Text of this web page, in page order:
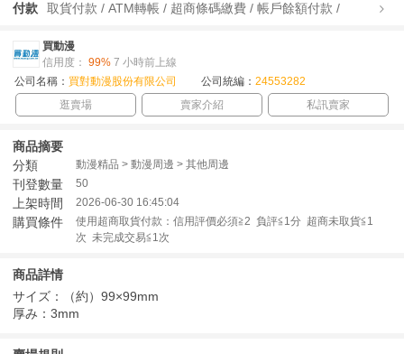
付款 取貨付款 / ATM轉帳 / 超商條碼繳費 / 帳戶餘額付款 /
買動漫
信用度： 99% 7 小時前上線
公司名稱： 買對動漫股份有限公司 公司統編： 24553282
逛賣場
賣家介紹 私訊賣家
商品摘要
分類
動漫精品 > 動漫周邊 > 其他周邊
刊登數量 50
上架時間 2026-06-30 16:45:04
購買條件
使用超商取貨付款：信用評價必須≧2 負評≦1分 超商未取貨≦1
次 未完成交易≦1次
商品詳情
サイズ：（約）99×99mm
厚み：3mm